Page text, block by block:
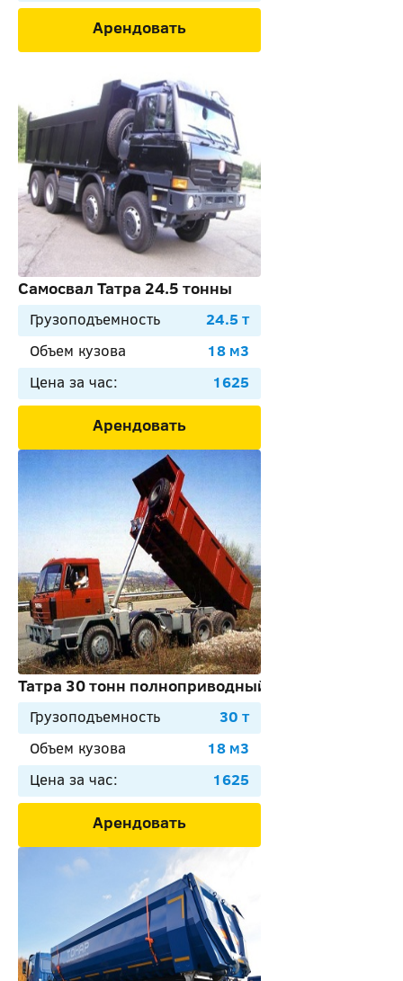
Арендовать
Самосвал Татра 24.5 тонны
Грузоподъемность
24.5 т
Объем кузова
18 м3
Цена за час:
1625
Арендовать
Татра 30 тонн полноприводный
Грузоподъемность
30 т
Объем кузова
18 м3
Цена за час:
1625
Арендовать